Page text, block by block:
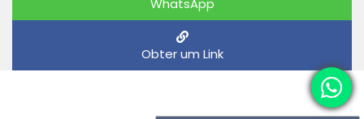
WhatsApp
Obter um Link